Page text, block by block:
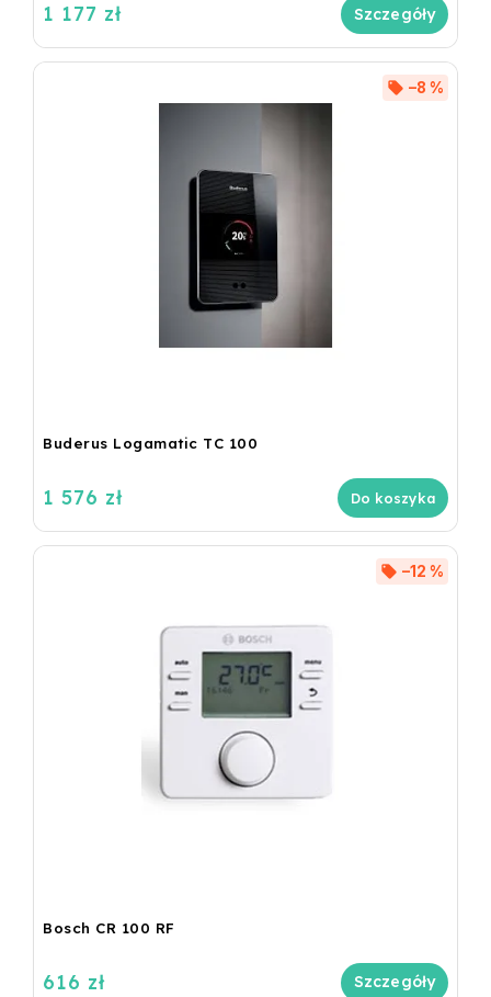
1 177 zł Szczegóły
Buderus Logamatic TC 100
–8 %
1 576 zł Do koszyka
Bosch CR 100 RF
–12 %
616 zł Szczegóły